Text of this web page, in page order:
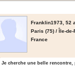
Franklin1973, 52
Paris (75) / Île-de-
France
Je cherche une belle rencontre,